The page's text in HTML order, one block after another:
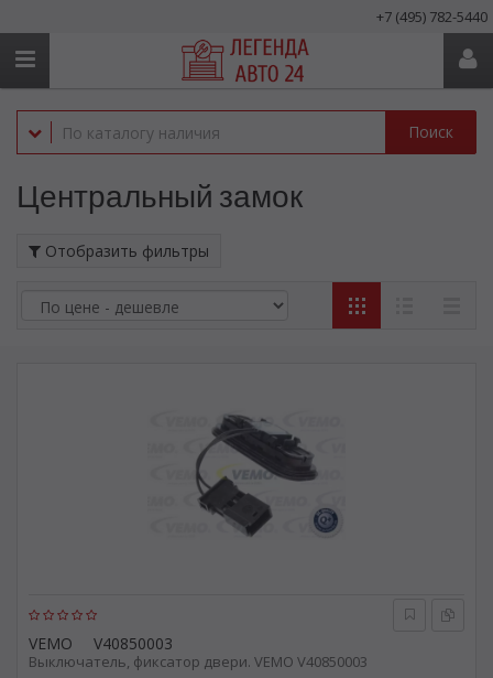
+7 (495) 782-5440
Поиск
Центральный замок
Отобразить фильтры
VEMO V40850003
Выключатель, фиксатор двери. VEMO V40850003